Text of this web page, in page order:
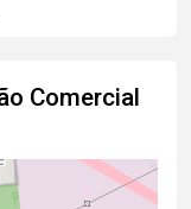
Comercial